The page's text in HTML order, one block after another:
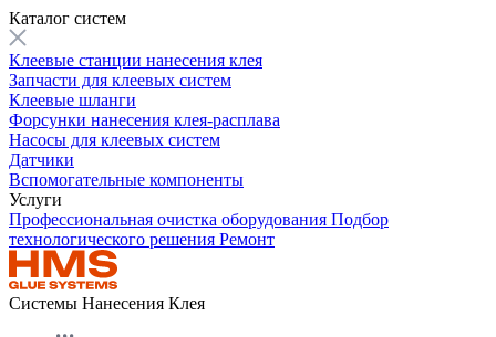
Каталог систем
Клеевые станции нанесения клея
Запчасти для клеевых систем
Клеевые шланги
Форсунки нанесения клея-расплава
Насосы для клеевых систем
Датчики
Вспомогательные компоненты
Услуги
Профессиональная очистка оборудования Подбор
технологического решения Ремонт
Системы Нанесения Клея